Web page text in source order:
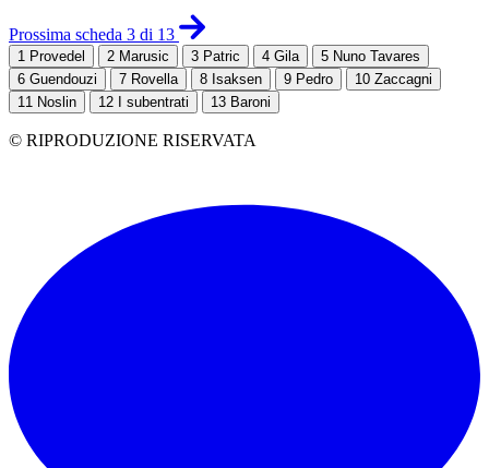
Prossima scheda 3 di 13
1 Provedel 2 Marusic 3 Patric 4 Gila 5 Nuno Tavares
6 Guendouzi 7 Rovella 8 Isaksen 9 Pedro 10 Zaccagni
11 Noslin 12 I subentrati 13 Baroni
© RIPRODUZIONE RISERVATA